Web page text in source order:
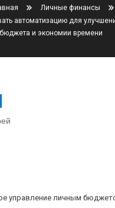
Личные финансы
автоматизацию для
бюджета и экономии времени
управление личным